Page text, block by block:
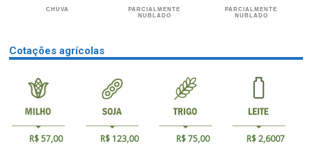
CHUVA
PARCIALMENTE
NUBLADO
PARCIALMENTE
NUBLADO
Cotações agrícolas
R$ 57,00 R$ 123,00 R$ 75,00 R$ 2,6007